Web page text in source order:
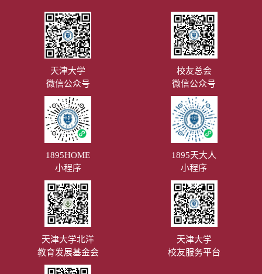
天津大学
微信公众号
校友总会
微信公众号
1895HOME
小程序
1895天大人
小程序
天津大学北洋
教育发展基金会
天津大学
校友服务平台